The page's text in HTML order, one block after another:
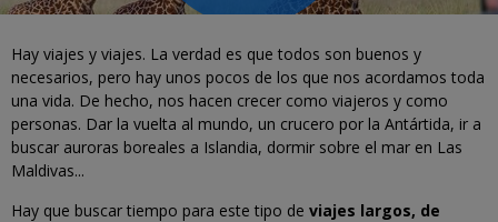
Hay viajes y viajes. La verdad es que todos son buenos y
necesarios, pero hay unos pocos de los que nos acordamos toda
una vida. De hecho, nos hacen crecer como viajeros y como
personas. Dar la vuelta al mundo, un crucero por la Antártida, ir a
buscar auroras boreales a Islandia, dormir sobre el mar en Las
Maldivas...
Hay que buscar tiempo para este tipo de viajes largos, de